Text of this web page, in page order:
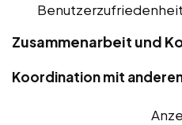
Zusammenarbeit und
Koordination mit